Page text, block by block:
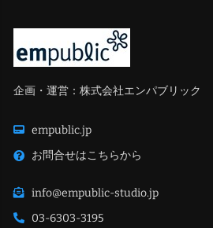
企画・運営：株式会社エンパブリック
empublic.jp
お問合せはこちらから
info@empublic-studio.jp
03-6303-3195